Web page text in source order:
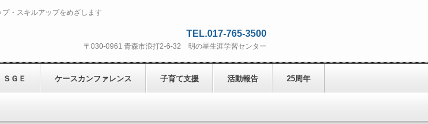
・スキルアップをめざします
TEL.017-765-3500
〒030-0961 青森市浪打2-6-32 明の星生涯学習センター
ＳＧＥ ケースカンファレンス 子育て支援 活動報告 25周年